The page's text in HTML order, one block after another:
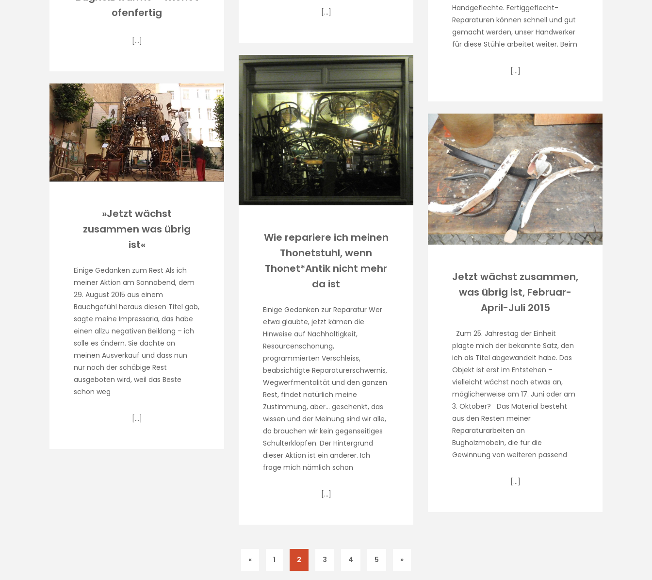
Handgeflechte. Fertiggeflecht-
Reparaturen können schnell und gut
gemacht werden, unser Handwerker
für diese Stühle arbeitet weiter. Beim
[…]
[…]
ofenfertig
[…]
Wie repariere ich meinen
Thonetstuhl, wenn
Thonet*Antik nicht mehr
da ist
Einige Gedanken zur Reparatur Wer
etwa glaubte, jetzt kämen die
Hinweise auf Nachhaltigkeit,
Resourcenschonung,
programmierten Verschleiss,
beabsichtigte Reparaturerschwernis,
Wegwerfmentalität und den ganzen
Rest, findet natürlich meine
Zustimmung, aber… geschenkt, das
wissen und der Meinung sind wir alle,
da brauchen wir kein gegenseitiges
Schulterklopfen. Der Hintergrund
dieser Aktion ist ein anderer. Ich
frage mich nämlich schon
[…]
»Jetzt wächst
zusammen was übrig
ist«
Einige Gedanken zum Rest Als ich
meiner Aktion am Sonnabend, dem
29. August 2015 aus einem
Bauchgefühl heraus diesen Titel gab,
sagte meine Impressaria, das habe
einen allzu negativen Beiklang – ich
solle es ändern. Sie dachte an
meinen Ausverkauf und dass nun
nur noch der schäbige Rest
ausgeboten wird, weil das Beste
schon weg
[…]
Jetzt wächst zusammen,
was übrig ist, Februar-
April-Juli 2015
Zum 25. Jahrestag der Einheit
plagte mich der bekannte Satz, den
ich als Titel abgewandelt habe. Das
Objekt ist erst im Entstehen –
vielleicht wächst noch etwas an,
möglicherweise am 17. Juni oder am
3. Oktober? Das Material besteht
aus den Resten meiner
Reparaturarbeiten an
Bugholzmöbeln, die für die
Gewinnung von weiteren passend
[…]
« 1 2 3 4 5 »